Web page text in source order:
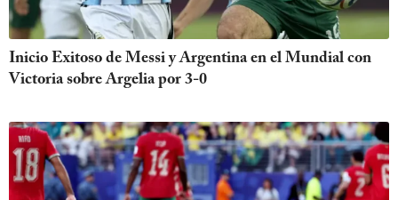
Inicio Exitoso de Messi y Argentina en el Mundial con
Victoria sobre Argelia por 3-0